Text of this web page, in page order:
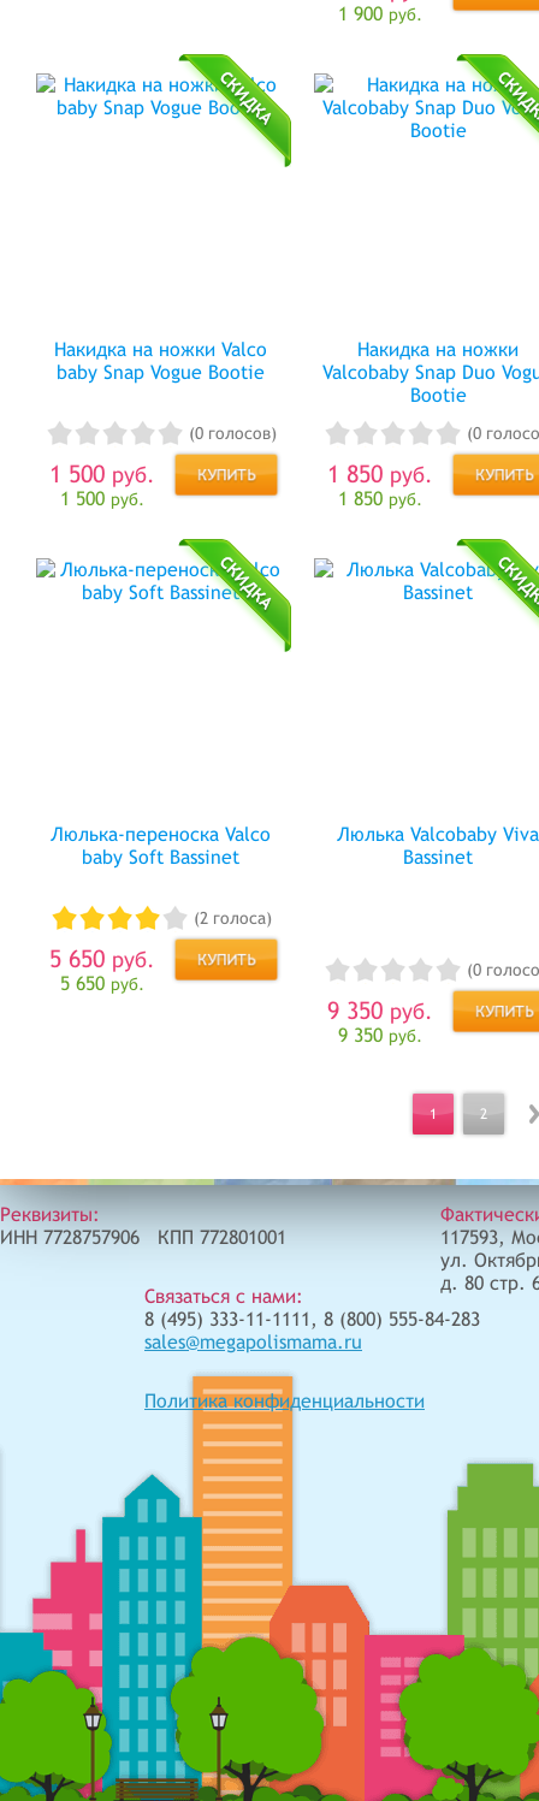
1 900 руб.
Накидка на ножки Valco
baby Snap Vogue Bootie
(0 голосов)
1 500 руб.
1 500 руб.
Накидка на ножки
Valcobaby Snap Duo
Bootie
(0
1 850 руб.
1 850 руб.
Люлька-переноска Valco
baby Soft Bassinet
(2 голоса)
5 650 руб.
5 650 руб.
Люлька Valcobaby Viva
Bassinet
(0
9 350 руб.
9 350 руб.
1 2
Реквизиты:
ИНН 7728757906 КПП 772801001
Связаться с нами:
8 (495) 333-11-1111, 8 (800) 555-84-283
sales@megapolismama.ru
Политика конфиденциальности
117593,
ул.
д. 80 стр.